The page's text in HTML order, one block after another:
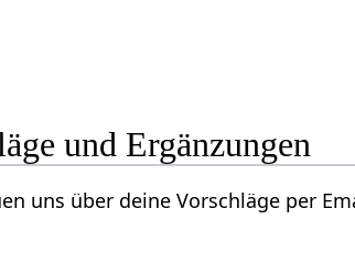
und Ergänzungen
zum Thema Lobsänger‏‎? Wir freuen uns über deine